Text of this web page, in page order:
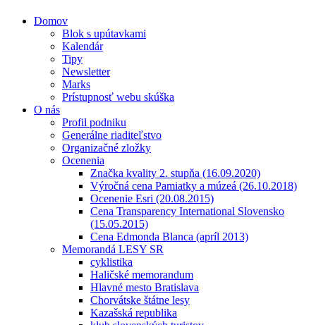
Domov
Blok s upútavkami
Kalendár
Tipy
Newsletter
Marks
Prístupnosť webu skúška
O nás
Profil podniku
Generálne riaditeľstvo
Organizačné zložky
Ocenenia
Značka kvality 2. stupňa (16.09.2020)
Výročná cena Pamiatky a múzeá (26.10.2018)
Ocenenie Esri (20.08.2015)
Cena Transparency International Slovensko
(15.05.2015)
Cena Edmonda Blanca (apríl 2013)
Memorandá LESY SR
cyklistika
Haličské memorandum
Hlavné mesto Bratislava
Chorvátske štátne lesy
Kazašská republika